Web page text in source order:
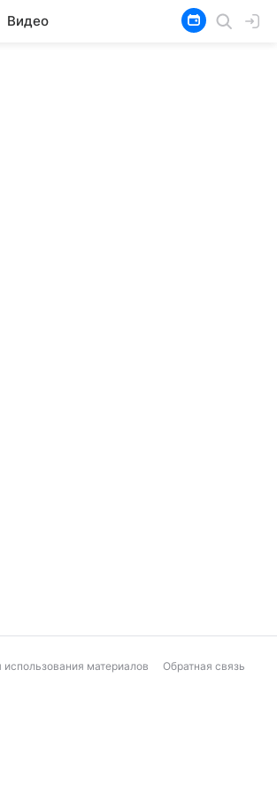
Видео
использования материалов Обратная связь